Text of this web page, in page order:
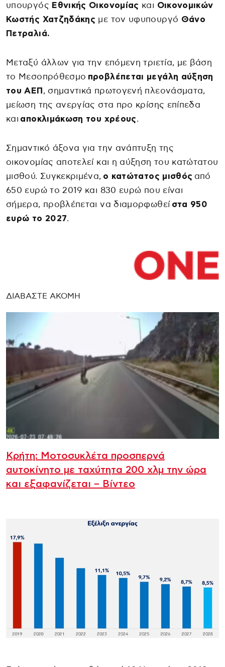
υπουργός Εθνικής Οικονομίας και Οικονομικών
Κωστής Χατζηδάκης με τον υφυπουργό Θάνο
Πετραλιά.
Μεταξύ άλλων για την επόμενη τριετία, με βάση
το Μεσοπρόθεσμο προβλέπεται μεγάλη αύξηση
του ΑΕΠ , σημαντικά πρωτογενή πλεονάσματα,
μείωση της ανεργίας στα προ κρίσης επίπεδα
και αποκλιμάκωση του χρέους.
Σημαντικό άξονα για την ανάπτυξη της
οικονομίας αποτελεί και η αύξηση του κατώτατου
μισθού. Συγκεκριμένα, ο κατώτατος μισθός από
650 ευρώ το 2019 και 830 ευρώ που είναι
σήμερα, προβλέπεται να διαμορφωθεί στα 950
ευρώ το 2027.
ΔΙΑΒΑΣΤΕ ΑΚΟΜΗ
Κρήτη: Μοτοσυκλέτα προσπερνά
αυτοκίνητο με ταχύτητα 200 χλμ την ώρα
και εξαφανίζεται – Βίντεο